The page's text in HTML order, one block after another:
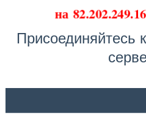
на
Присоединяйтесь